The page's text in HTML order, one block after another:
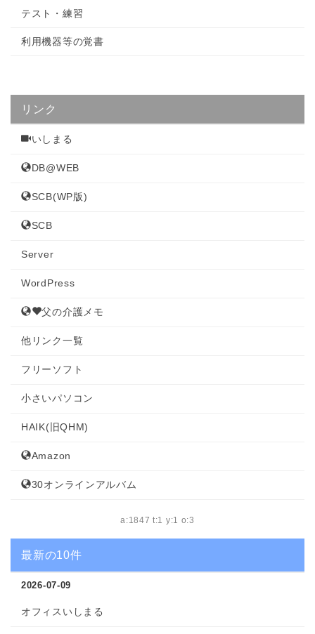
テスト・練習
利用機器等の覚書
リンク
いしまる
DB@WEB
SCB(WP版)
SCB
Server
WordPress
父の介護メモ
他リンク一覧
フリーソフト
小さいパソコン
HAIK(旧QHM)
Amazon
30オンラインアルバム
a:1847 t:1 y:1 o:3
最新の10件
2026-07-09
オフィスいしまる